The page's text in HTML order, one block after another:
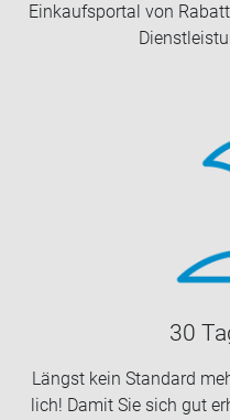
Einkaufsportal von
30
Längst kein Stan­dard
lich! Damit Sie sich gut